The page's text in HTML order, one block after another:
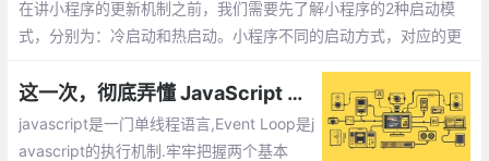
在讲小程序的更新机制之前，我们需要先了解小程序的2种启动模
式，分别为：冷启动和热启动。小程序不同的启动方式，对应的更
更新的，如果我们需要强制更新，需要如何实现呢？
这一次，彻底弄懂 JavaScript 执行机制
javascript是一门单线程语言,Event Loop是j
avascript的执行机制.牢牢把握两个基本